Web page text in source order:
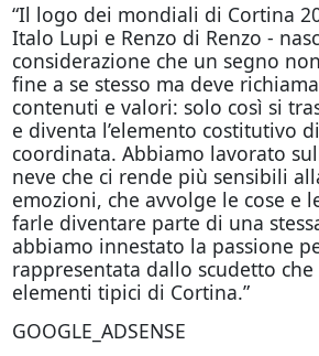
“Il logo dei mondiali di Cortina
Italo Lupi e Renzo di Renzo -
considerazione che un segno
fine a se stesso ma deve
contenuti e valori: solo così si
e diventa l’elemento costitutivo
coordinata. Abbiamo lavorato
neve che ci rende più sensibili
emozioni, che avvolge le cose e
farle diventare parte di una
abbiamo innestato la passione
rappresentata dallo scudetto
elementi tipici di Cortina.”
GOOGLE_ADSENSE